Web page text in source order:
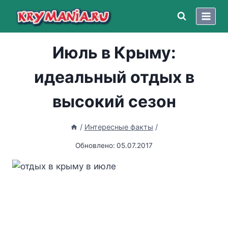
содержимому
Июль в Крыму:
идеальный отдых в
высокий сезон
/ Интересные факты /
Обновлено: 05.07.2017